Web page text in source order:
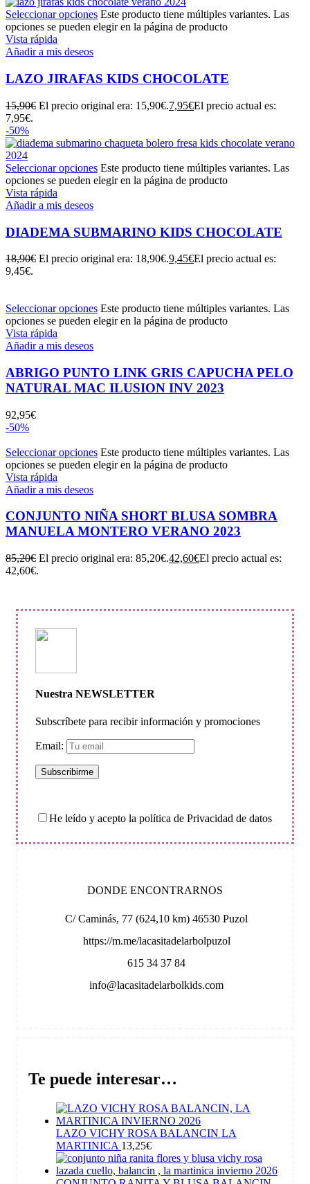
Seleccionar opciones Este producto tiene múltiples variantes. Las
opciones se pueden elegir en la página de producto
Vista rápida
Añadir a mis deseos
LAZO JIRAFAS KIDS CHOCOLATE
15,90€ El precio original era: 15,90€.7,95€El precio actual es:
7,95€.
-50%
Seleccionar opciones Este producto tiene múltiples variantes. Las
opciones se pueden elegir en la página de producto
Vista rápida
Añadir a mis deseos
DIADEMA SUBMARINO KIDS CHOCOLATE
18,90€ El precio original era: 18,90€.9,45€El precio actual es:
9,45€.
Seleccionar opciones Este producto tiene múltiples variantes. Las
opciones se pueden elegir en la página de producto
Vista rápida
Añadir a mis deseos
ABRIGO PUNTO LINK GRIS CAPUCHA PELO
NATURAL MAC ILUSION INV 2023
92,95€
-50%
Seleccionar opciones Este producto tiene múltiples variantes. Las
opciones se pueden elegir en la página de producto
Vista rápida
Añadir a mis deseos
CONJUNTO NIÑA SHORT BLUSA SOMBRA
MANUELA MONTERO VERANO 2023
85,20€ El precio original era: 85,20€.42,60€El precio actual es:
42,60€.
Nuestra NEWSLETTER
Subscríbete para recibir información y promociones
Email:
He leído y acepto la política de Privacidad de datos
DONDE ENCONTRARNOS
C/ Caminás, 77 (624,10 km) 46530 Puzol
https://m.me/lacasitadelarbolpuzol
615 34 37 84
info@lacasitadelarbolkids.com
Te puede interesar…
LAZO VICHY ROSA BALANCIN LA
MARTINICA 13,25€